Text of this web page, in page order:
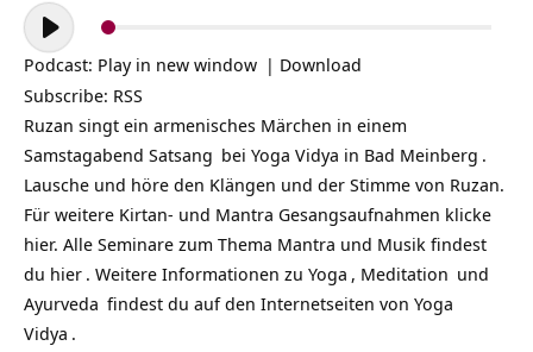
Audio-
Player
Podcast: Play in new window | Download
Subscribe: RSS
Ruzan singt ein armenisches Märchen in einem
Samstagabend Satsang bei Yoga Vidya in Bad Meinberg .
Lausche und höre den Klängen und der Stimme von Ruzan.
Für weitere Kirtan- und Mantra Gesangsaufnahmen klicke
hier. Alle Seminare zum Thema Mantra und Musik findest
du hier . Weitere Informationen zu Yoga , Meditation und
Ayurveda findest du auf den Internetseiten von Yoga
Vidya .